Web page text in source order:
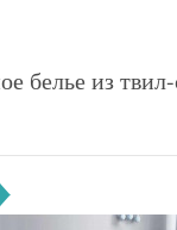
белье из